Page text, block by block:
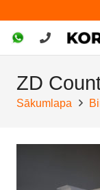
ZD
Sākumlapa